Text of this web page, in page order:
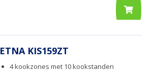
ETNA KIS159ZT
4 kookzones met 10 kookstanden